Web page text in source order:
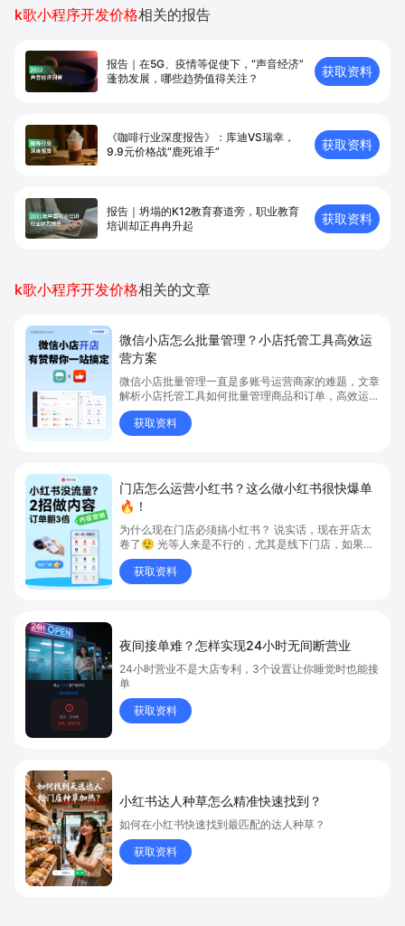
k歌小程序开发价格相关的报告
报告｜在5G、疫情等促使下，“声音经济”
蓬勃发展，哪些趋势值得关注？
获取资料
《咖啡行业深度报告》：库迪VS瑞幸，
9.9元价格战“鹿死谁手”
获取资料
报告｜坍塌的K12教育赛道旁，职业教育
培训却正冉冉升起
获取资料
k歌小程序开发价格相关的文章
微信小店怎么批量管理？小店托管工具高效运
营方案
微信小店批量管理一直是多账号运营商家的难题，文章
解析小店托管工具如何批量管理商品和订单，高效运营
多账号微信小店。通过智能同步、AI运营托管和丰富营
销玩法，全面提升门店管理效率。点击了解微信小店批
量管理、高效托管的实用方案！
获取资料
门店怎么运营小红书？这么做小红书很快爆单
🔥！
为什么现在门店必须搞小红书？ 说实话，现在开店太
卷了😮‍💨 光等人来是不行的，尤其是线下门店，如果你
还没开始做小红书，那真的就是“闭着眼放弃客流”🚪
💸 获取资料
夜间接单难？怎样实现24小时无间断营业
24小时营业不是大店专利，3个设置让你睡觉时也能接
单
获取资料
小红书达人种草怎么精准快速找到？
如何在小红书快速找到最匹配的达人种草？
获取资料